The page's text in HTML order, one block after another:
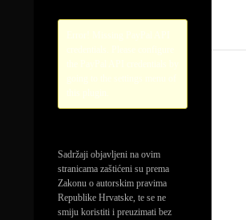
Sadržaji objavljeni na ovim
stranicama zaštićeni su prema
Zakonu o autorskim pravima
Republike Hrvatske, te se ne
smiju koristiti i preuzimati bez